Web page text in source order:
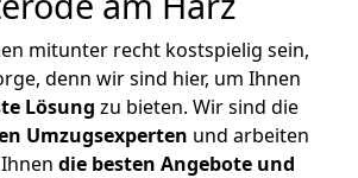
mitunter recht kostspielig sein,
denn wir sind hier, um Ihnen
Lösung zu bieten. Wir sind die
Umzugsexperten und arbeiten
die besten Angebote und